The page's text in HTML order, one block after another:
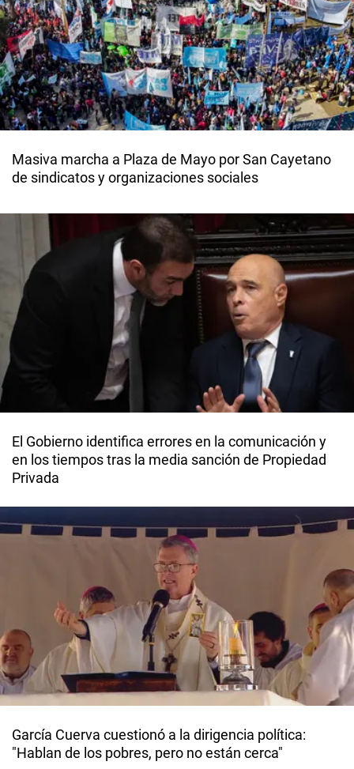
Masiva marcha a Plaza de Mayo por San Cayetano
de sindicatos y organizaciones sociales
El Gobierno identifica errores en la comunicación y
en los tiempos tras la media sanción de Propiedad
Privada
García Cuerva cuestionó a la dirigencia política:
"Hablan de los pobres, pero no están cerca"